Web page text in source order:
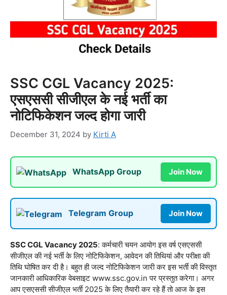
SSC CGL Vacancy 2025:
एसएससी सीजीएल के नई भर्ती का
नोटिफिकेशन जल्द होगा जारी
December 31, 2024 by Kirti A
WhatsApp Group Join Now
Telegram Group Join Now
SSC CGL Vacancy 2025: कर्मचारी चयन आयोग इस वर्ष एसएससी
सीजीएल की नई भर्ती के लिए नोटिफिकेशन, आवेदन की तिथियां और परीक्षा की
तिथि घोषित कर दी है। बहुत ही जल्द नोटिफिकेशन जारी कर इस भर्ती की विस्तृत
जानकारी आधिकारिक वेबसाइट www.ssc.gov.in पर प्रस्तुत करेगा। अगर
आप एसएससी सीजीएल भर्ती 2025 के लिए तैयारी कर रहे हैं तो आज के इस